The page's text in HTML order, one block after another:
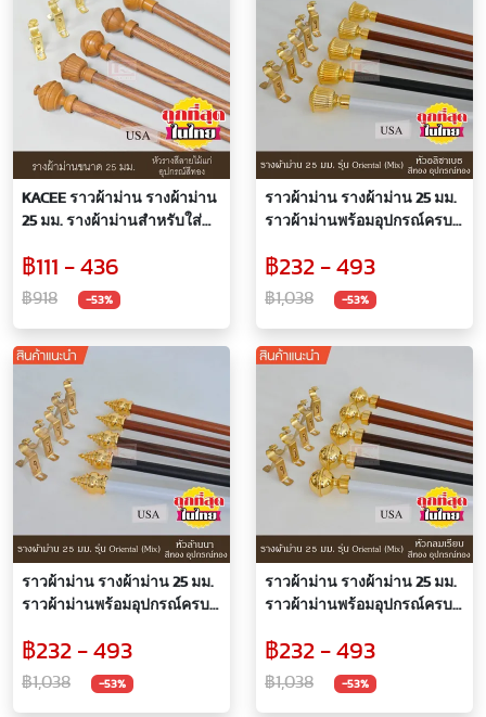
KACEE ราวผ้าม่าน รางผ้าม่าน
25 มม. รางผ้าม่านสำหรับใส่
อุปกรณ์สีทอง
฿111 - 436
฿918 -53%
ราวผ้าม่าน รางผ้าม่าน 25 มม.
ราวผ้าม่านพร้อมอุปกรณ์ครบ
฿232 - 493
฿1,038 -53%
ราวผ้าม่าน รางผ้าม่าน 25 มม.
ราวผ้าม่านพร้อมอุปกรณ์ครบ
฿232 - 493
฿1,038 -53%
ราวผ้าม่าน รางผ้าม่าน 25 มม.
ราวผ้าม่านพร้อมอุปกรณ์ครบ
฿232 - 493
฿1,038 -53%